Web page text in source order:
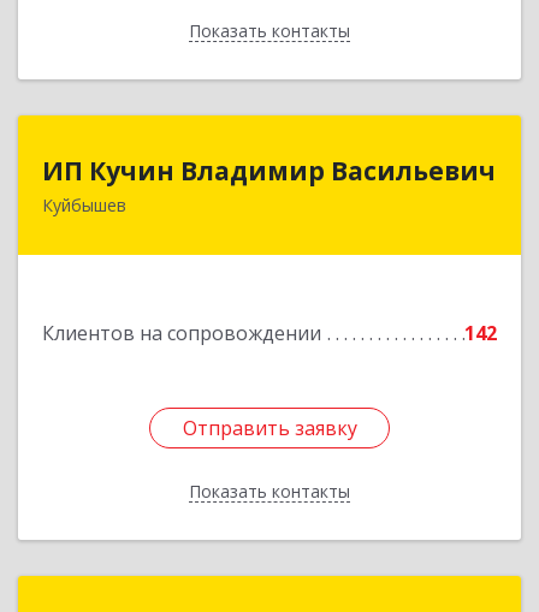
Показать контакты
Назад
ИП Кучин Владимир Васильевич
Куйбышев
Клиентов на сопровождении 142
Отправить заявку
Показать контакты
632387, Новосибирская обл, Куйбышев г,
Отправить заявку
Назад